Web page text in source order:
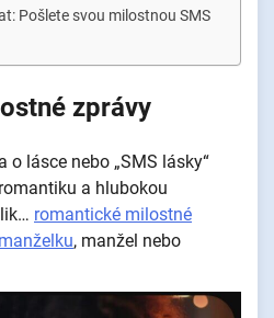
Pošlete svou milostnou SMS
zprávy
o lásce nebo „SMS lásky“
a hlubokou
romantické milostné
, manžel nebo